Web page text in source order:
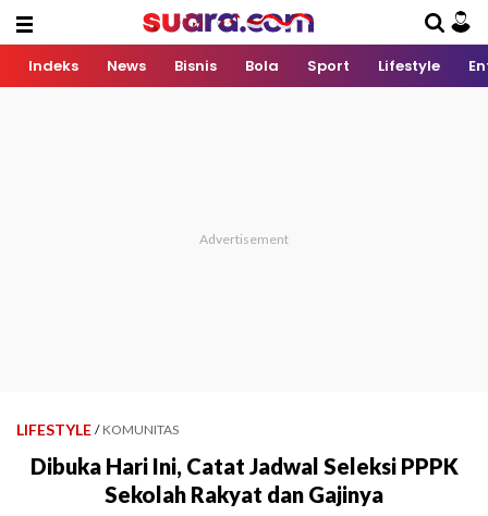
Indeks News Bisnis Bola Sport Lifestyle
LIFESTYLE / KOMUNITAS
Dibuka Hari Ini, Catat Jadwal Seleksi PPPK
Sekolah Rakyat dan Gajinya